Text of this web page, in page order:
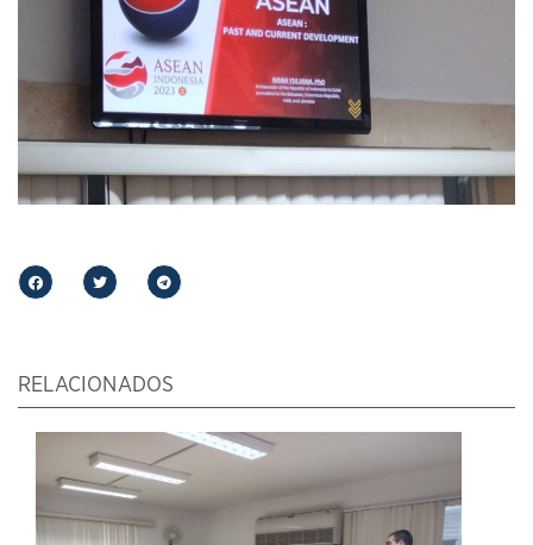
RELACIONADOS